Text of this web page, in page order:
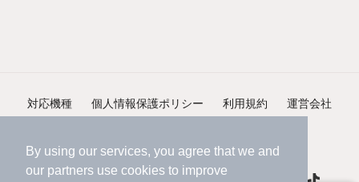
By using our services, you agree that we and
our partners use cookies to improve
対応機種 個人情報保護ポリシー 利用規約 運営会社